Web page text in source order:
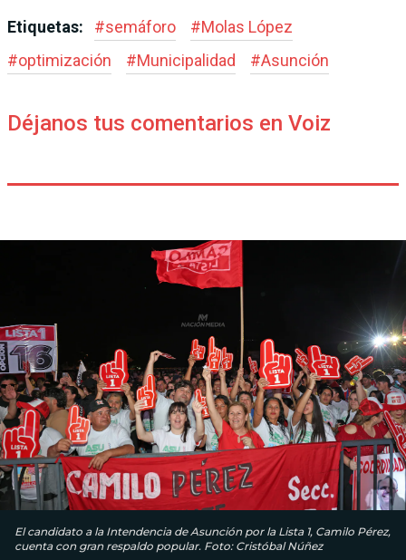
Etiquetas: #semáforo #Molas López
#optimización #Municipalidad #Asunción
Déjanos tus comentarios en Voiz
El candidato a la Intendencia de Asunción por la Lista 1, Camilo Pérez,
cuenta con gran respaldo popular. Foto: Cristóbal Núñez